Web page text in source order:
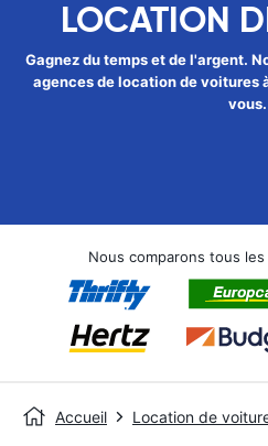
LOCATION
Gagnez du temps et de l'argent.
agences de location de voitures
vous.
Nous comparons tous
Accueil Location de